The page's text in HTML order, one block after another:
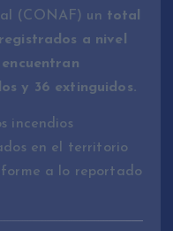
(CONAF) un total
a nivel
encuentran
y 36 extinguidos.
incendios
en el territorio
a lo reportado